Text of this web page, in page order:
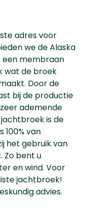
adres voor
we de Alaska
een membraan
wat de broek
Door de
bij de productie
ademende
is de
100% van
het gebruik van
Zo bent u
en wind. Voor
jachtbroek!
advies.